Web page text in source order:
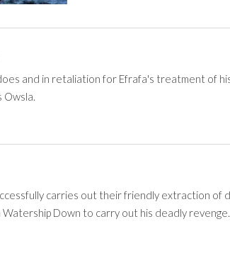
and in retaliation for Efrafa's treatment of
carries out their friendly extraction of
Down to carry out his deadly revenge.